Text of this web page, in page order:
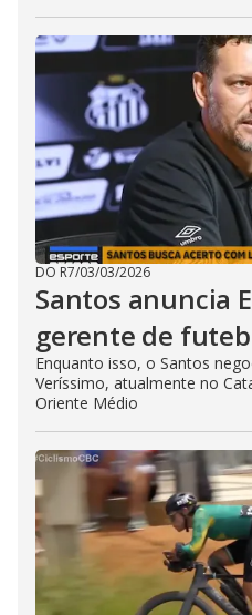
DO R7/03/03/2026
Santos anuncia
gerente de
Enquanto isso, o Santos
Veríssimo, atualmente no
Oriente Médio